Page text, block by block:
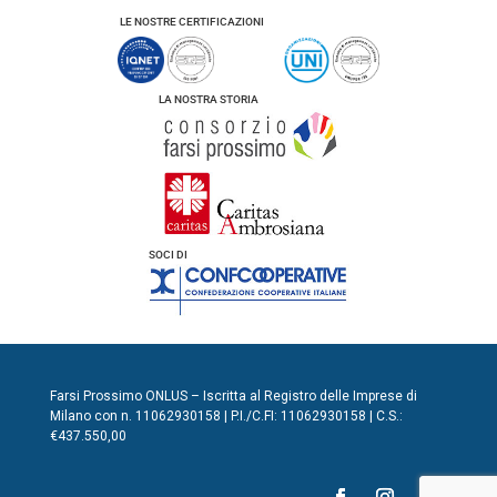
LE NOSTRE CERTIFICAZIONI
LA NOSTRA STORIA
SOCI DI
Farsi Prossimo ONLUS – Iscritta al Registro delle Imprese di
Milano con n. 11062930158 | P.I./C.FI: 11062930158 | C.S.:
€437.550,00